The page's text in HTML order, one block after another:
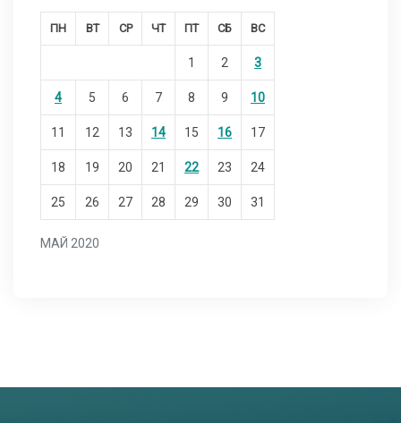
МАЙ 2020
ПН ВТ СР ЧТ ПТ СБ ВС
1 2 3
4 5 6 7 8 9 10
11 12 13 14 15 16 17
18 19 20 21 22 23 24
25 26 27 28 29 30 31